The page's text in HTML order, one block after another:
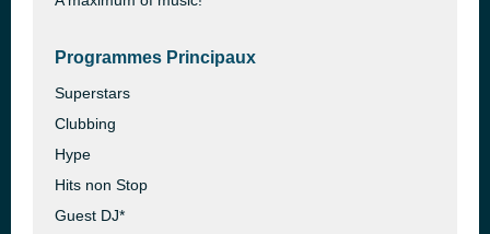
Programmes Principaux
Superstars
Clubbing
Hype
Hits non Stop
Guest DJ*